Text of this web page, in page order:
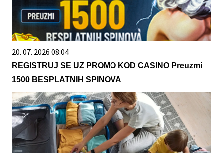
20. 07. 2026 08:04
REGISTRUJ SE UZ PROMO KOD CASINO Preuzmi
1500 BESPLATNIH SPINOVA